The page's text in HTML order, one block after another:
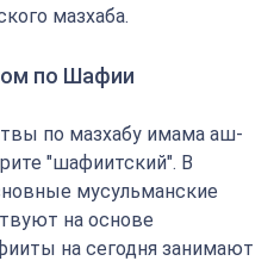
мазхаба.
по Шафии
по мазхабу имама аш-
"шафиитский". В
мусульманские
на основе
на сегодня занимают